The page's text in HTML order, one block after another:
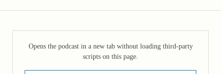
Opens the podcast in a new tab without loading third-party
scripts on this page.